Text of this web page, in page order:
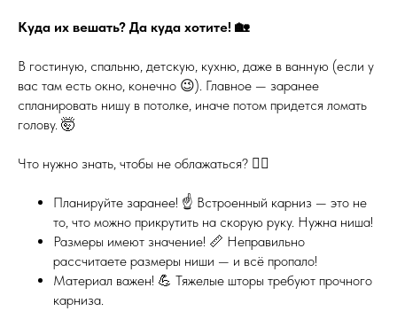
Куда их вешать? Да куда хотите! 🏡
В гостиную, спальню, детскую, кухню, даже в ванную (если у
вас там есть окно, конечно 😉). Главное — заранее
спланировать нишу в потолке, иначе потом придется ломать
голову. 🤯
Что нужно знать, чтобы не облажаться? 🤦‍♀️
Планируйте заранее! ☝️ Встроенный карниз — это не
то, что можно прикрутить на скорую руку. Нужна ниша!
Размеры имеют значение! 📏 Неправильно
рассчитаете размеры ниши — и всё пропало!
Материал важен! 💪 Тяжелые шторы требуют прочного
карниза.